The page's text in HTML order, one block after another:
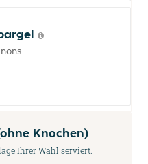
Knochen)
Ihrer Wahl serviert.